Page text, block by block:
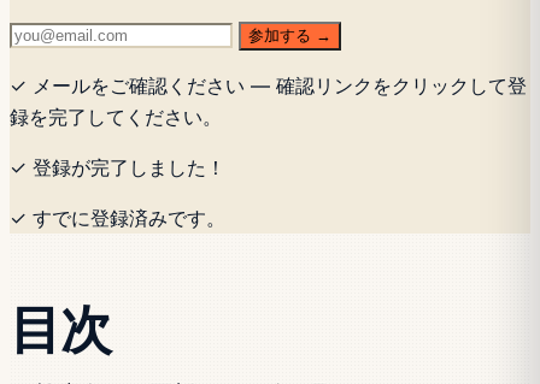
参加する →
✓ メールをご確認ください — 確認リンクをクリックして登
録を完了してください。
✓ 登録が完了しました！
✓ すでに登録済みです。
目次